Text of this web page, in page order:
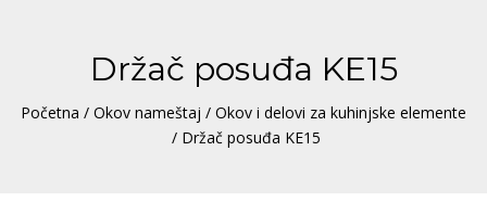
Držač posuđa KE15
Početna / Okov nameštaj / Okov i delovi za kuhinjske elemente
/ Držač posuđa KE15